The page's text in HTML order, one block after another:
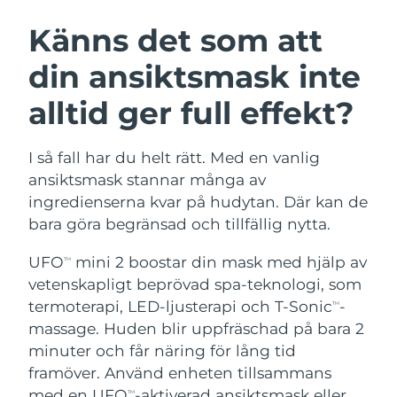
Känns det som att
din ansiktsmask inte
alltid ger full effekt?
I så fall har du helt rätt. Med en vanlig
ansiktsmask stannar många av
ingredienserna kvar på hudytan. Där kan de
bara göra begränsad och tillfällig nytta.
UFOTM
mini 2 boostar din mask med hjälp av
vetenskapligt beprövad spa-teknologi, som
termoterapi, LED-ljusterapi och T-SonicTM-
massage. Huden blir uppfräschad på bara 2
minuter och får näring för lång tid
framöver. Använd enheten tillsammans
TM
Ansiktsrengöring
Anti-aging massage
LUNA™ 4 Plus
LUNA™ 4 Men
For men, anti-aging massage
Ansiktslyft
Microcurrent toning
BEAR™ 2 go
BEAR™ 2 eyes & lips
Microcurrent line smoothing device
Återfuktning
Deep facial hydration
UFO™ 3 LED
Near-infrared and red light therapy
device
Munvård
Hybrid silicone sonic toothbrush
issa™ 4 plus
Smart hybrid silicone sonic toothbrush
FAQ™ ANTI-AGING-BEHANDLING
Anti-aging LED-behandlingar
NEW
Österrike Förväntad leverans
Bahrain Förväntad leverans 8/12/26
Belgien Förväntad leverans 8/11/26
Bermuda Förväntad leverans
Bosnien och
Hercegovina
Förväntad leverans8/14/26
Brunei Förväntad leverans8/16/26
Bulgarien Förväntad leverans
Kanada Förväntad leverans8/15/26
Chile Förväntad leverans8/15/26